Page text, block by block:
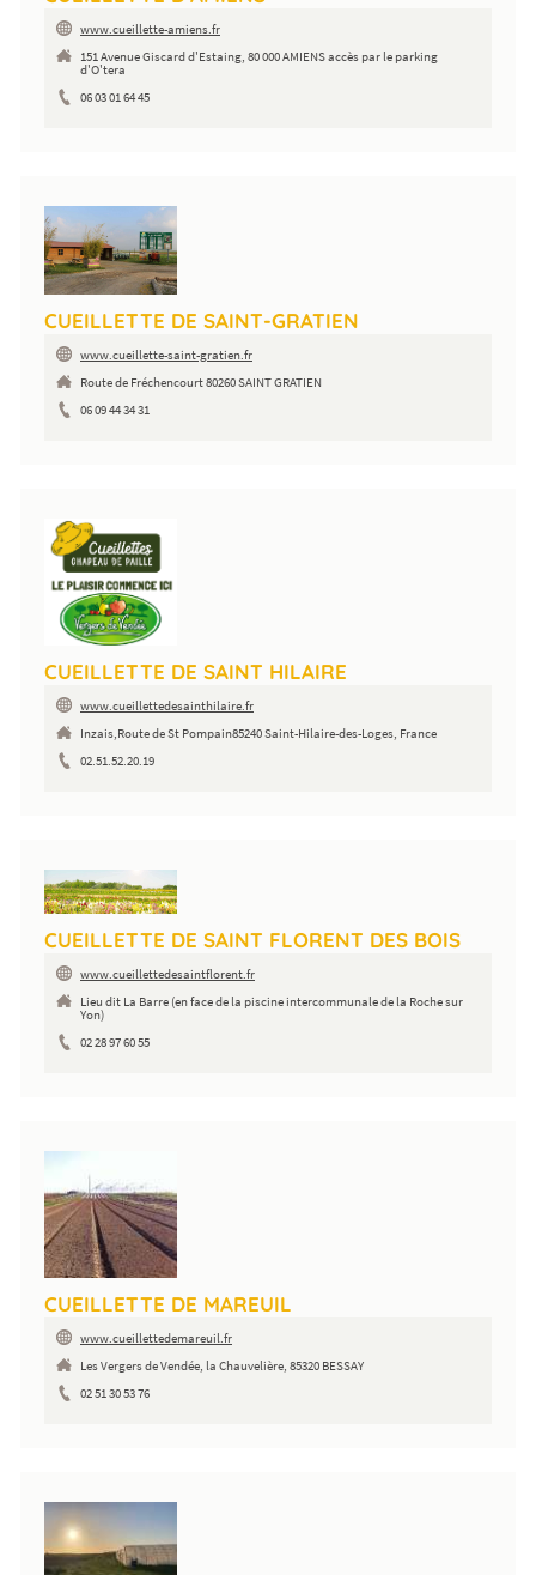
www.cueillette-amiens.fr
151 Avenue Giscard d'Estaing, 80 000 AMIENS accès par le parking
d'O'tera
06 03 01 64 45
CUEILLETTE DE SAINT-GRATIEN
www.cueillette-saint-gratien.fr
Route de Fréchencourt 80260 SAINT GRATIEN
06 09 44 34 31
CUEILLETTE DE SAINT HILAIRE
www.cueillettedesainthilaire.fr
Inzais,Route de St Pompain85240 Saint-Hilaire-des-Loges, France
02.51.52.20.19
CUEILLETTE DE SAINT FLORENT DES BOIS
www.cueillettedesaintflorent.fr
Lieu dit La Barre (en face de la piscine intercommunale de la Roche sur
Yon)
02 28 97 60 55
CUEILLETTE DE MAREUIL
www.cueillettedemareuil.fr
Les Vergers de Vendée, la Chauvelière, 85320 BESSAY
02 51 30 53 76